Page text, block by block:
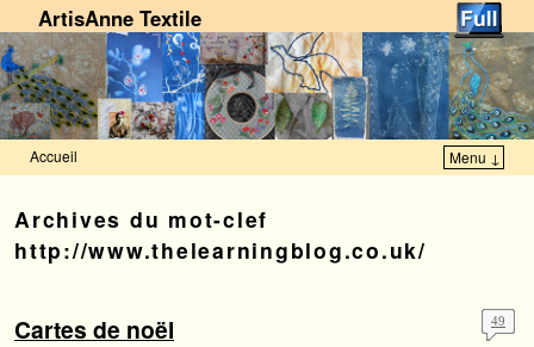
ArtisAnne Textile
Accueil Menu ↓
Archives du mot-clef
http://www.thelearningblog.co.uk/
Cartes de noël 49